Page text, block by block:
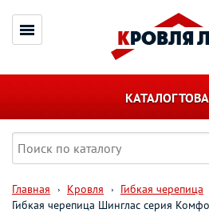
КАТАЛОГ
Главная Кровля Гибкая черепица
Гибкая черепица Шинглас серия